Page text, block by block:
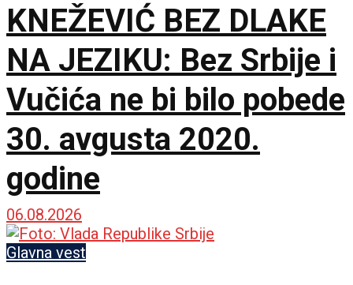
KNEŽEVIĆ BEZ DLAKE
NA JEZIKU: Bez Srbije i
Vučića ne bi bilo pobede
30. avgusta 2020.
godine
06.08.2026
Glavna vest